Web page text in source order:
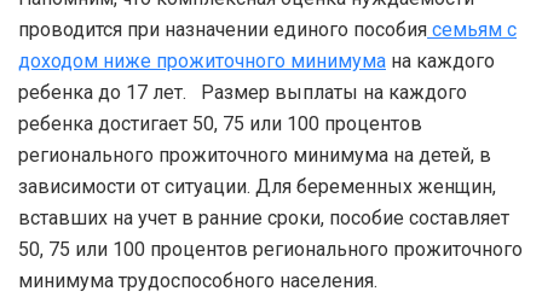
проводится при назначении единого пособия семьям с
доходом ниже прожиточного минимума на каждого
ребенка до 17 лет. Размер выплаты на каждого
ребенка достигает 50, 75 или 100 процентов
регионального прожиточного минимума на детей, в
зависимости от ситуации. Для беременных женщин,
вставших на учет в ранние сроки, пособие составляет
50, 75 или 100 процентов регионального прожиточного
минимума трудоспособного населения.